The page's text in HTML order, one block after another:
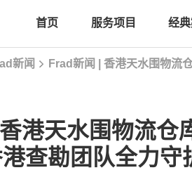
首页 服务项目 经典
新闻 Frad新闻 | 香港天水围物流
港天水围物流仓
查勘团队全力守